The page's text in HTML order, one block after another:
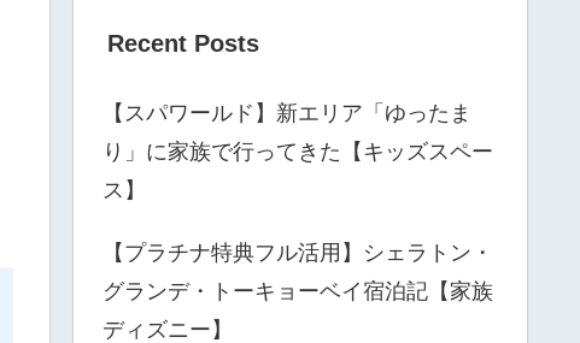
Recent Posts
【スパワールド】新エリア「ゆったま
り」に家族で行ってきた【キッズスペー
ス】
【プラチナ特典フル活用】シェラトン・
グランデ・トーキョーベイ宿泊記【家族
ディズニー】